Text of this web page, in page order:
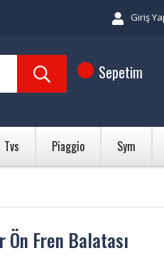
Giriş
Sepetim
Tvs Piaggio Sym
Fren Balatası